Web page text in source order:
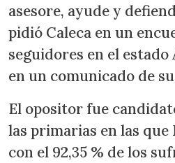
asesore, ayude y
pidió Caleca en un
seguidores en el estado
en un comunicado de
El opositor fue
las primarias en las
con el 92,35 % de los